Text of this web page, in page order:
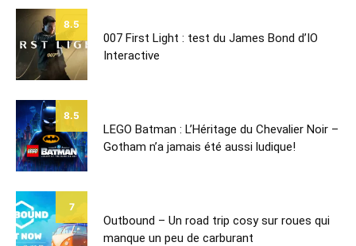
8.5
007 First Light : test du James Bond d’IO
Interactive
8.5
LEGO Batman : L’Héritage du Chevalier Noir –
Gotham n’a jamais été aussi ludique!
7
Outbound – Un road trip cosy sur roues qui
manque un peu de carburant